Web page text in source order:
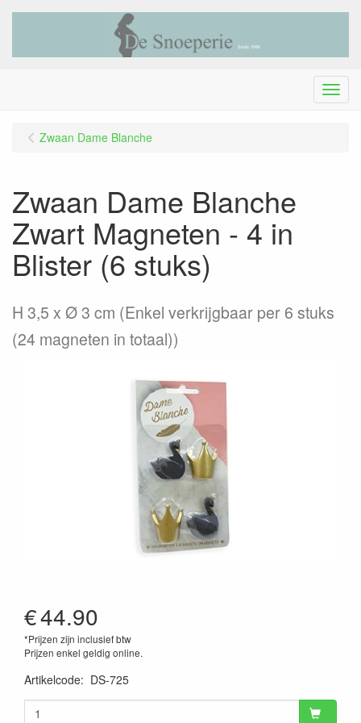
Menu
Zwaan Dame Blanche
Zwaan Dame Blanche
Zwart Magneten - 4 in
Blister (6 stuks)
H 3,5 x Ø 3 cm (Enkel verkrijgbaar per 6 stuks
(24 magneten in totaal))
€44.90
*Prijzen zijn inclusief btw
Prijzen enkel geldig online.
Artikelcode: DS-725